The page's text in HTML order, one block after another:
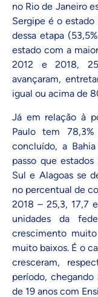
no Rio de Janeiro
Sergipe é o
dessa etapa
estado com a
2012 e 2018,
avançaram,
igual ou acima de
Já em relação à
Paulo tem
concluído, a
passo que
Sul e Alagoas se
no percentual de
2018 – 25,3, 17,7
unidades da
crescimento
muito baixos. É o
cresceram,
período,
de 19 anos com